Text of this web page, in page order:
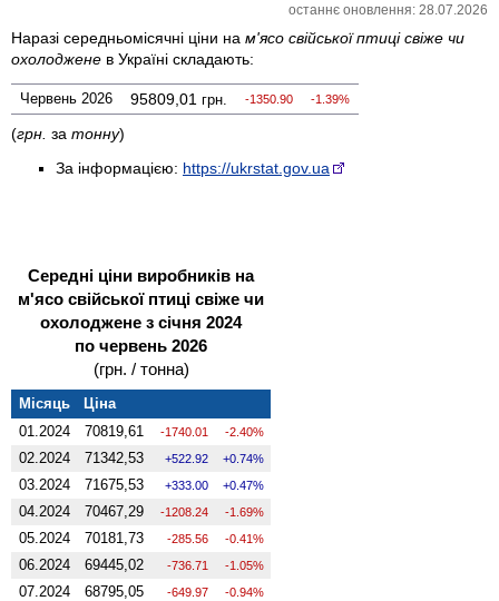
останнє оновлення: 28.07.2026
Наразі середньомісячні ціни на м'ясо свійської птиці свіже чи
охолоджене в Україні складають:
Червень 2026 95809,01 грн. -1350.90 -1.39%
(грн. за тонну)
За інформацією: https://ukrstat.gov.ua
Середні ціни виробників на
м'ясо свійської птиці свіже чи
охолоджене з січня 2024
по червень 2026
(грн. / тонна)
Місяць
Ціна
01.2024
70819,61 -1740.01 -2.40%
02.2024 71342,53 522.92 0.74%
03.2024 71675,53 333.00 0.47%
04.2024 70467,29 -1208.24 -1.69%
05.2024 70181,73 -285.56 -0.41%
06.2024 69445,02 -736.71 -1.05%
07.2024 68795,05 -649.97 -0.94%